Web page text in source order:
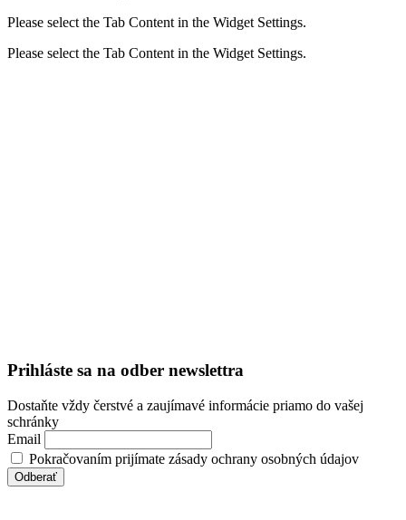
Please select the Tab Content in the Widget Settings.
Please select the Tab Content in the Widget Settings.
Prihláste sa na odber newslettra
Dostaňte vždy čerstvé a zaujímavé informácie priamo do vašej
schránky
Email
Pokračovaním prijímate zásady ochrany osobných údajov